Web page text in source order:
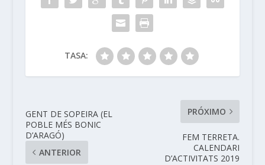
TASA:
GENT DE SOPEIRA (EL
POBLE MÉS BONIC
D’ARAGÓ)
ANTERIOR
PRÓXIMO
FEM TERRETA.
CALENDARI
D’ACTIVITATS 2019